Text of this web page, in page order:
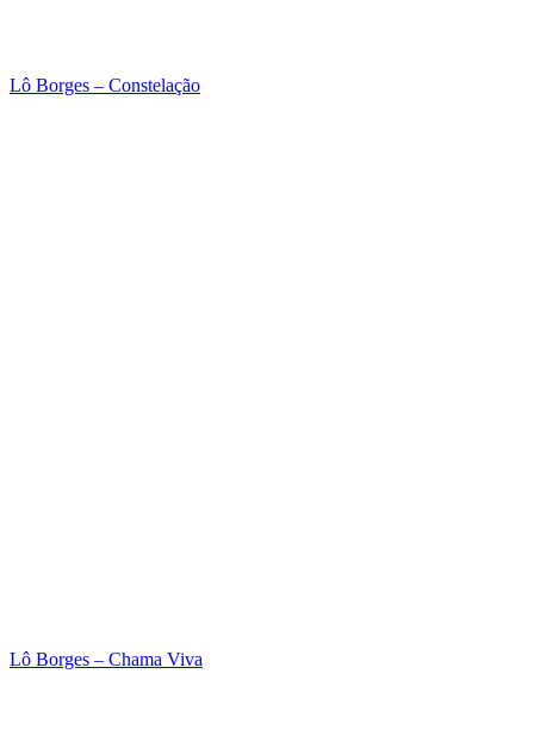
Lô Borges – Constelação
Lô Borges – Chama Viva